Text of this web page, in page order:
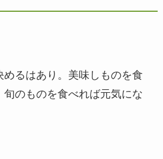
るはあり。美味しものを食
のものを食べれば元気にな